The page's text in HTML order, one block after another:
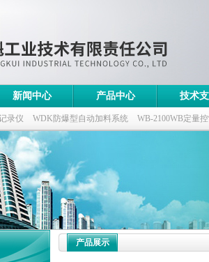
新闻中心 产品中心 技术
录仪 WDK防爆型自动加料系统 WB-2100WB定量
WB-2100定量装车控制仪
产品展示